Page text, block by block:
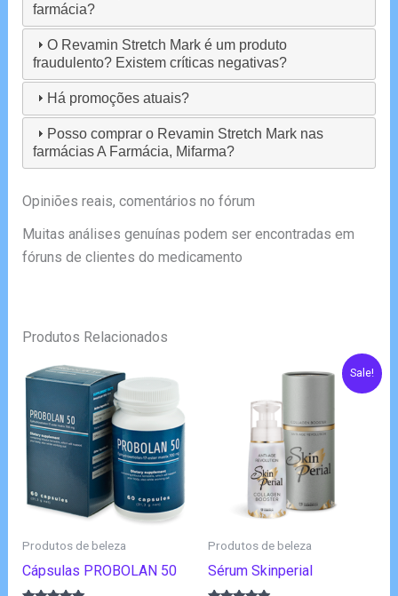
farmácia?
O Revamin Stretch Mark é um produto
fraudulento? Existem críticas negativas?
Há promoções atuais?
Posso comprar o Revamin Stretch Mark nas
farmácias A Farmácia, Mifarma?
Opiniões reais, comentários no fórum
Muitas análises genuínas podem ser encontradas em
fóruns de clientes do medicamento
Produtos Relacionados
Produtos de beleza
Cápsulas PROBOLAN 50
Sale!
Produtos de beleza
Sérum Skinperial